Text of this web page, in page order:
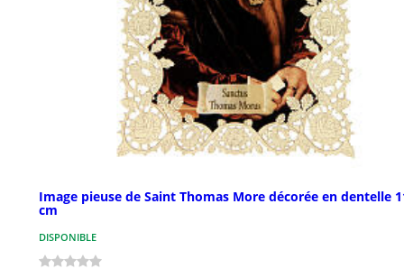
Image pieuse de Saint Thomas More décorée en dentelle
cm
DISPONIBLE